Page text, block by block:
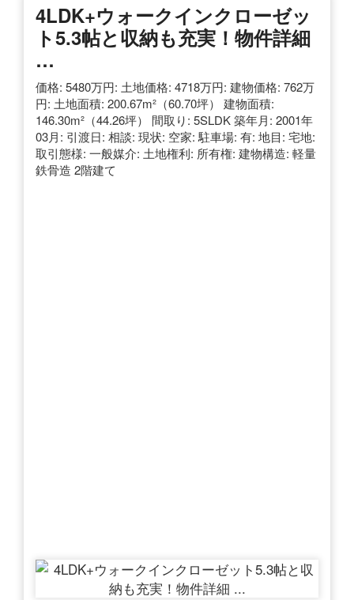
4LDK+ウォークインクローゼッ
ト5.3帖と収納も充実！物件詳細
…
価格: 5480万円: 土地価格: 4718万円: 建物価格: 762万
円: 土地面積: 200.67m²（60.70坪） 建物面積:
146.30m²（44.26坪） 間取り: 5SLDK 築年月: 2001年
03月: 引渡日: 相談: 現状: 空家: 駐車場: 有: 地目: 宅地:
取引態様: 一般媒介: 土地権利: 所有権: 建物構造: 軽量
鉄骨造 2階建て